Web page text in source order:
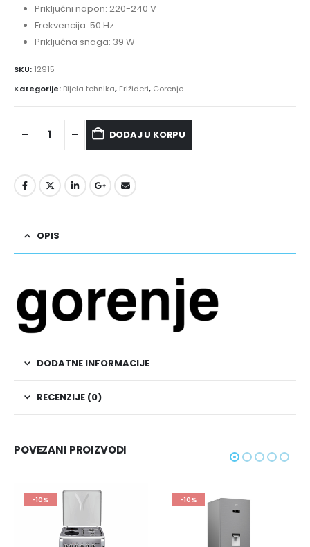
Priključni napon: 220-240 V
Frekvencija: 50 Hz
Priključna snaga: 39 W
SKU: 12915
Kategorije: Bijela tehnika, Frižideri, Gorenje
DODAJ U KORPU
OPIS
DODATNE INFORMACIJE
RECENZIJE (0)
POVEZANI PROIZVODI
-10% -10%